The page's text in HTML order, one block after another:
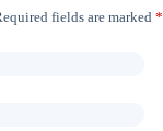
fields are marked*